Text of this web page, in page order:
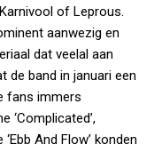
of Leprous.
aanwezig en
dat veelal aan
de band in januari een
fans immers
‘Complicated’,
‘Ebb And Flow’ konden